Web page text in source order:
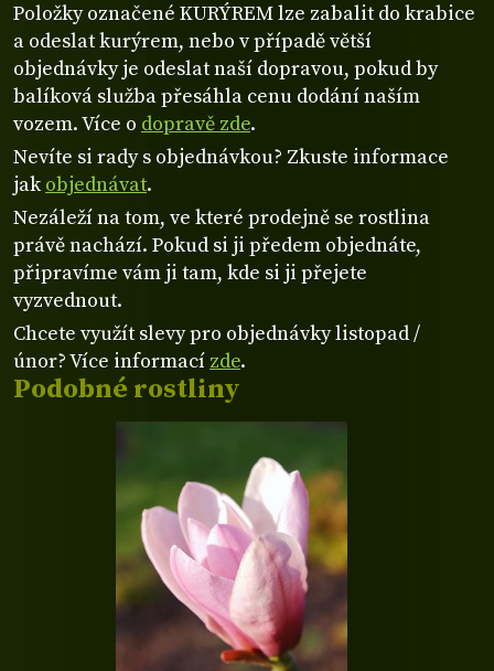
Podobné rostliny
Položky označené KURÝREM lze zabalit do krabice
a odeslat kurýrem, nebo v případě větší
objednávky je odeslat naší dopravou, pokud by
balíková služba přesáhla cenu dodání naším
vozem. Více o dopravě zde.
Nevíte si rady s objednávkou? Zkuste informace
jakobjednávat.
Nezáleží na tom, ve které prodejně se rostlina
právě nachází. Pokud si ji předem objednáte,
připravíme vám ji tam, kde si ji přejete
vyzvednout.
Chcete využít slevy pro objednávky listopad /
únor? Více informací zde.